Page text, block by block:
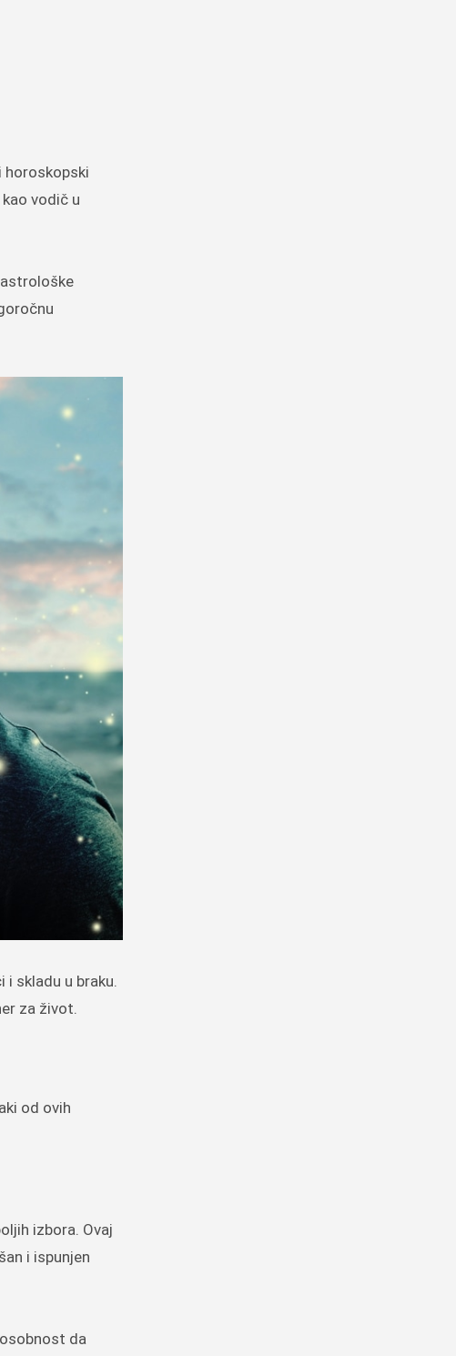
vodič u
skladu u braku.
za život.
od ovih
izbora. Ovaj
i ispunjen
da